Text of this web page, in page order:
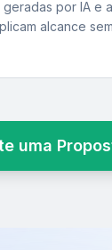
geradas por IA e
alcance
uma